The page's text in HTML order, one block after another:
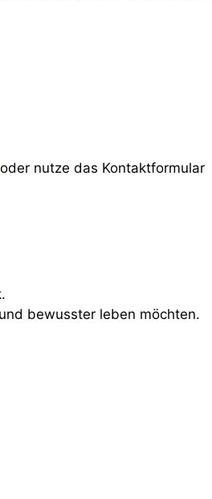
oder nutze das Kontaktformular
bewusster leben möchten.